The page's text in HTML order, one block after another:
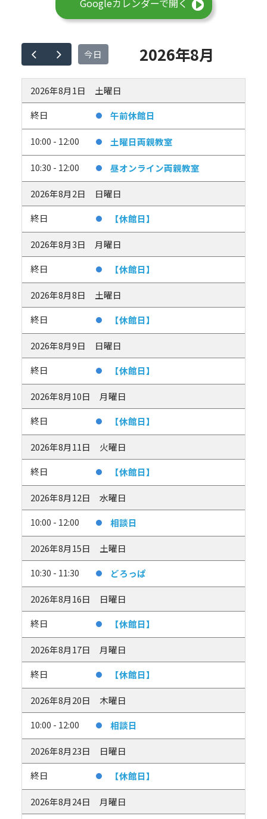
Googleカレンダーで開く
今日 2026年8月
2026年8月1日
土曜日
終日
午前休館日
10:00 - 12:00 土曜日両親教室
10:30 - 12:00 昼オンライン両親教室
2026年8月2日
日曜日
終日
【休館日】
2026年8月3日
月曜日
終日
【休館日】
2026年8月8日
土曜日
終日
【休館日】
2026年8月9日
日曜日
終日
【休館日】
2026年8月10日
月曜日
終日
【休館日】
2026年8月11日
火曜日
終日
【休館日】
2026年8月12日
水曜日
10:00 - 12:00
相談日
2026年8月15日
土曜日
10:30 - 11:30
どろっぱ
2026年8月16日
日曜日
終日
【休館日】
2026年8月17日
月曜日
終日
【休館日】
2026年8月20日
木曜日
10:00 - 12:00
相談日
2026年8月23日
日曜日
終日
【休館日】
2026年8月24日
月曜日